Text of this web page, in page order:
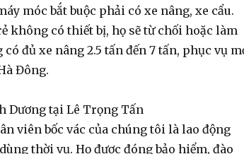
móc bắt buộc phải có xe nâng, xe cẩu.
không có thiết bị, họ sẽ từ chối hoặc làm
đủ xe nâng 2.5 tấn đến 7 tấn, phục vụ
Đông.
Dương tại Lê Trọng Tấn
viênbốc vác của chúng tôi là lao động
thời vụ. Họ được đóng bảo hiểm, đào